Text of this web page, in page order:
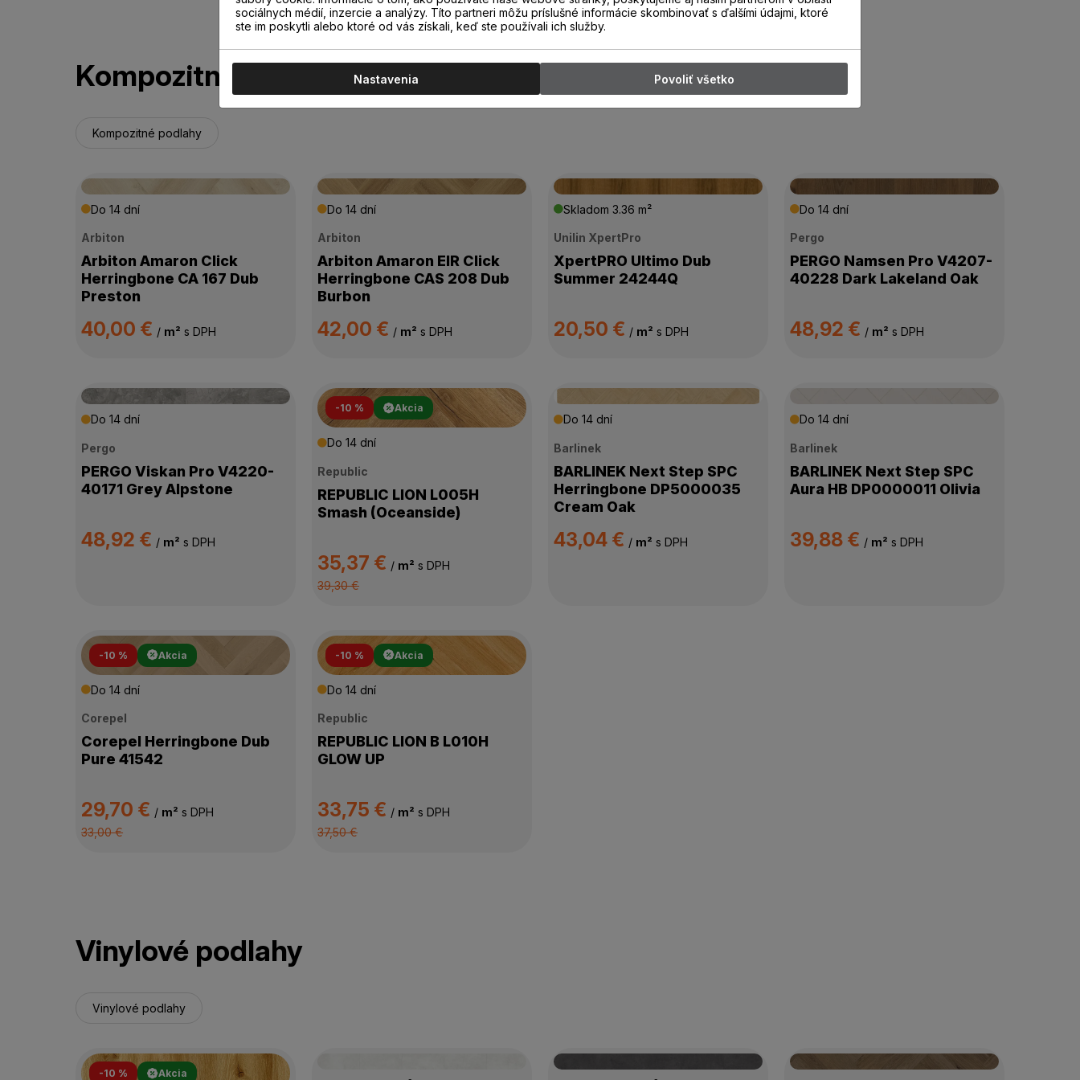
Kompozitné podlahy
Kompozitné podlahy
Do 14 dní
Arbiton
Arbiton Amaron Click
Herringbone CA 167 Dub
Preston
40,00 € / m² s DPH
Do 14 dní
Arbiton
Arbiton Amaron EIR Click
Herringbone CAS 208 Dub
Burbon
42,00 € / m² s DPH
Skladom 3.36 m²
Unilin XpertPro
XpertPRO Ultimo Dub
Summer 24244Q
20,50 € / m² s DPH
Do 14 dní
Pergo
PERGO Namsen Pro V4207-
40228 Dark Lakeland Oak
48,92 € / m² s DPH
Do 14 dní
Pergo
PERGO Viskan Pro V4220-
40171 Grey Alpstone
48,92 € / m² s DPH
-10 % Akcia
Do 14 dní
Republic
REPUBLIC LION L005H
Smash (Oceanside)
35,37 € / m² s DPH
39,30 €
Do 14 dní
Barlinek
BARLINEK Next Step SPC
Herringbone DP5000035
Cream Oak
43,04 € / m² s DPH
Do 14 dní
Barlinek
BARLINEK Next Step SPC
Aura HB DP0000011 Olivia
39,88 € / m² s DPH
-10 % Akcia
Do 14 dní
Corepel
Corepel Herringbone Dub
Pure 41542
29,70 € / m² s DPH
33,00 €
-10 % Akcia
Do 14 dní
Republic
REPUBLIC LION B L010H
GLOW UP
33,75 € / m² s DPH
37,50 €
Vinylové podlahy
Vinylové podlahy
-10 % Akcia
sociálnych médií, inzercie a analýzy. Títo partneri môžu príslušné informácie skombinovať s ďalšími údajmi, ktoré
ste im poskytli alebo ktoré od vás získali, keď ste používali ich služby.
Nastavenia Povoliť všetko